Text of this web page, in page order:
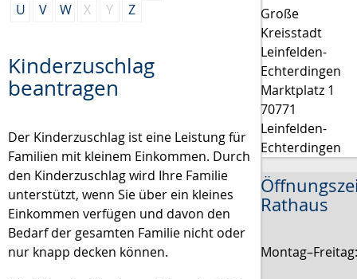
U
V W X Y Z
Kinderzuschlag
beantragen
Der Kinderzuschlag ist eine Leistung für
Familien mit kleinem Einkommen. Durch
den Kinderzuschlag wird Ihre Familie
unterstützt, wenn Sie über ein kleines
Einkommen verfügen und davon den
Bedarf der gesamten Familie nicht oder
nur knapp decken können.
Große
Kreisstadt
Leinfelden-
Echterdingen
Marktplatz 1
70771
Leinfelden-
Echterdingen
Rathaus